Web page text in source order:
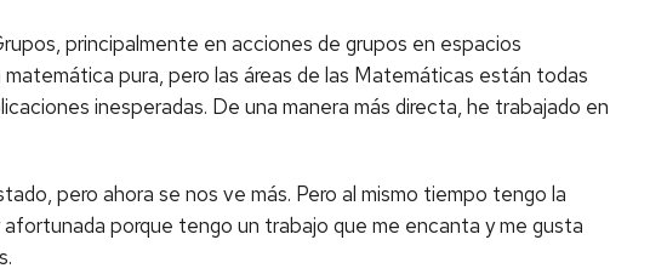
principalmente en acciones de grupos en espacios
pura, pero las áreas de las Matemáticas están todas
inesperadas. De una manera más directa, he trabajado en
pero ahora se nos ve más. Pero al mismo tiempo tengo la
porque tengo un trabajo que me encanta y me gusta